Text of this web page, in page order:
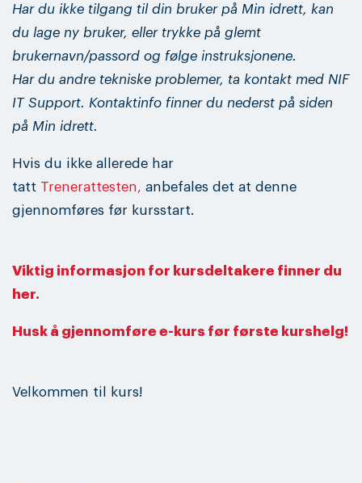
Har du ikke tilgang til din bruker på Min idrett, kan
du lage ny bruker, eller trykke på glemt
brukernavn/passord og følge instruksjonene.
Har du andre tekniske problemer, ta kontakt med NIF
IT Support. Kontaktinfo finner du nederst på siden
på Min idrett.
Hvis du ikke allerede har
tatt Trenerattesten, anbefales det at denne
gjennomføres før kursstart.
Viktig informasjon for kursdeltakere finner du
her.
Husk å gjennomføre e-kurs før første kurshelg!
Velkommen til kurs!